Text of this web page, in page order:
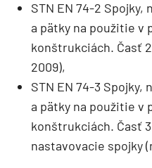
STN EN 74-2
a pätky na použitie v
konštrukciách. Časť
2009),
STN EN 74-3 Spojky,
a pätky na použitie v
konštrukciách. Časť
nastavovacie spojky